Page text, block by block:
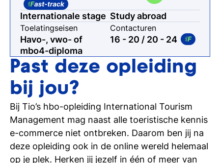
Internationale stage Study abroad
Toelatingseisen
Havo-, vwo- of
mbo4-diploma
Contacturen
16 - 20 / 20 - 24
Past deze opleiding
bij jou?
Bij Tio’s hbo-opleiding International Tourism
Management mag naast alle toeristische kennis
e-commerce niet ontbreken. Daarom ben jij na
deze opleiding ook in de online wereld helemaal
op je plek. Herken jij jezelf in één of meer van